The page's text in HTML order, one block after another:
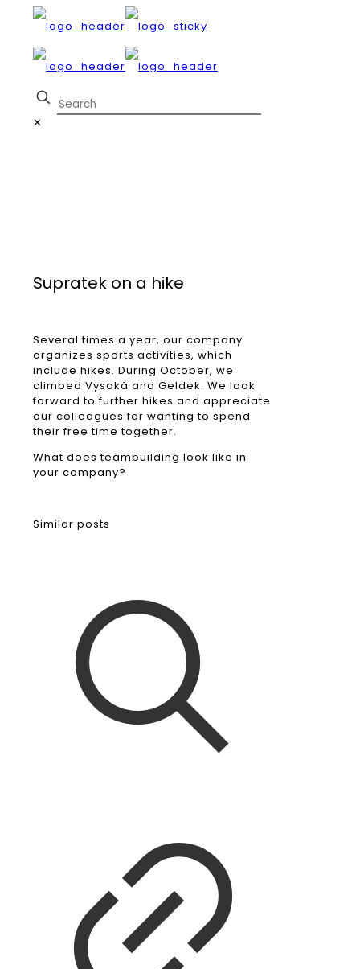
✕
Supratek on a hike
Several times a year, our company
organizes sports activities, which
include hikes. During October, we
climbed Vysoká and Geldek. We look
forward to further hikes and appreciate
our colleagues for wanting to spend
their free time together.
What does teambuilding look like in
your company?
Similar posts